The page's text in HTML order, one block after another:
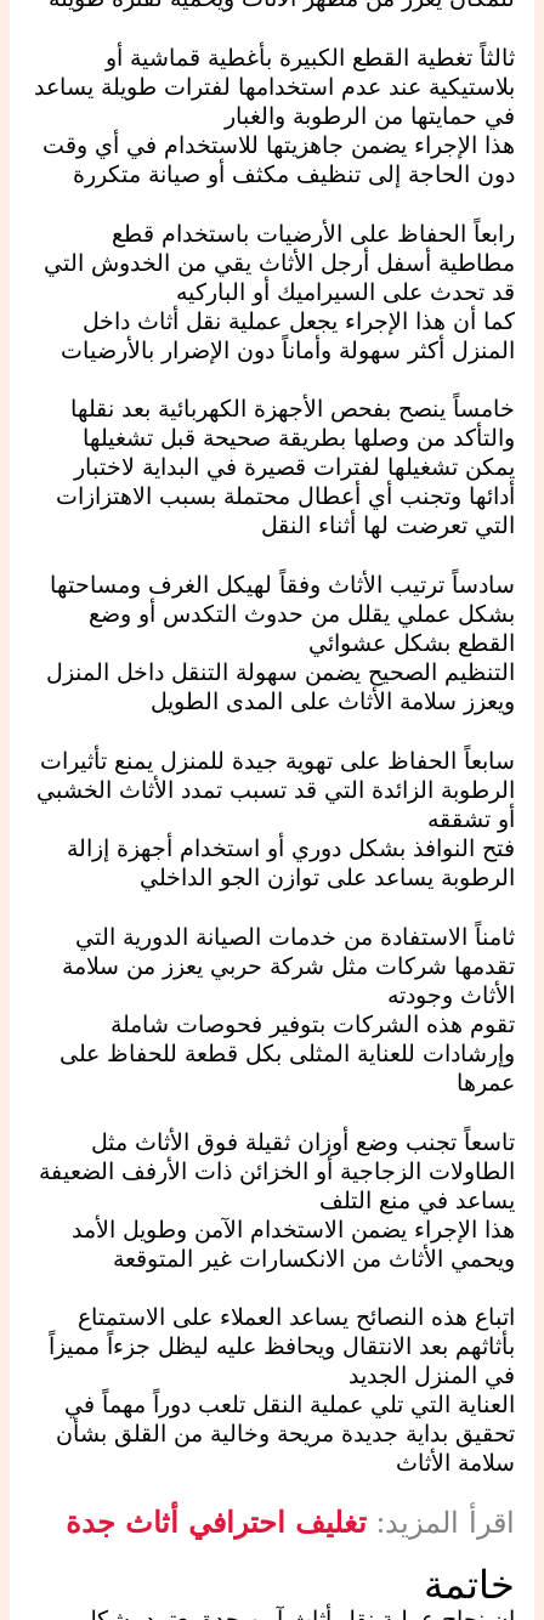
ثالثاً تغطية القطع الكبيرة بأغطية قماشية أو
بلاستيكية عند عدم استخدامها لفترات طويلة يساعد
في حمايتها من الرطوبة والغبار
هذا الإجراء يضمن جاهزيتها للاستخدام في أي وقت
دون الحاجة إلى تنظيف مكثف أو صيانة متكررة
رابعاً الحفاظ على الأرضيات باستخدام قطع
مطاطية أسفل أرجل الأثاث يقي من الخدوش التي
قد تحدث على السيراميك أو الباركيه
كما أن هذا الإجراء يجعل عملية نقل أثاث داخل
المنزل أكثر سهولة وأماناً دون الإضرار بالأرضيات
خامساً ينصح بفحص الأجهزة الكهربائية بعد نقلها
والتأكد من وصلها بطريقة صحيحة قبل تشغيلها
يمكن تشغيلها لفترات قصيرة في البداية لاختبار
أدائها وتجنب أي أعطال محتملة بسبب الاهتزازات
التي تعرضت لها أثناء النقل
سادساً ترتيب الأثاث وفقاً لهيكل الغرف ومساحتها
بشكل عملي يقلل من حدوث التكدس أو وضع
القطع بشكل عشوائي
التنظيم الصحيح يضمن سهولة التنقل داخل المنزل
ويعزز سلامة الأثاث على المدى الطويل
سابعاً الحفاظ على تهوية جيدة للمنزل يمنع تأثيرات
الرطوبة الزائدة التي قد تسبب تمدد الأثاث الخشبي
أو تشققه
فتح النوافذ بشكل دوري أو استخدام أجهزة إزالة
الرطوبة يساعد على توازن الجو الداخلي
ثامناً الاستفادة من خدمات الصيانة الدورية التي
تقدمها شركات مثل شركة حربي يعزز من سلامة
الأثاث وجودته
تقوم هذه الشركات بتوفير فحوصات شاملة
وإرشادات للعناية المثلى بكل قطعة للحفاظ على
عمرها
تاسعاً تجنب وضع أوزان ثقيلة فوق الأثاث مثل
الطاولات الزجاجية أو الخزائن ذات الأرفف الضعيفة
يساعد في منع التلف
هذا الإجراء يضمن الاستخدام الآمن وطويل الأمد
ويحمي الأثاث من الانكسارات غير المتوقعة
اتباع هذه النصائح يساعد العملاء على الاستمتاع
بأثاثهم بعد الانتقال ويحافظ عليه ليظل جزءاً مميزاً
في المنزل الجديد
العناية التي تلي عملية النقل تلعب دوراً مهماً في
تحقيق بداية جديدة مريحة وخالية من القلق بشأن
سلامة الأثاث
اقرأ المزيد: تغليف احترافي أثاث جدة
خاتمة